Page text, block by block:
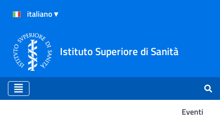
Istituto Superiore di Sanità
Eventi